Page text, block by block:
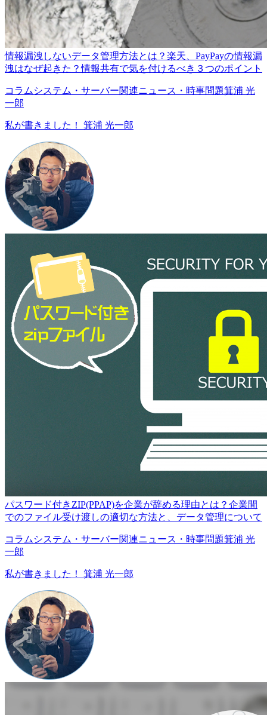
情報漏洩しないデータ管理方法とは？楽天、PayPayの情報漏
洩はなぜ起きた？情報共有で気を付けるべき３つのポイント
コラム システム・サーバー関連ニュース・時事問題箕浦 光
一郎
私が書きました！ 箕浦 光一郎
パスワード付きZIP(PPAP)を企業が辞める理由とは？企業間
でのファイル受け渡しの適切な方法と、データ管理について
コラム システム・サーバー関連ニュース・時事問題箕浦 光
一郎
私が書きました！ 箕浦 光一郎